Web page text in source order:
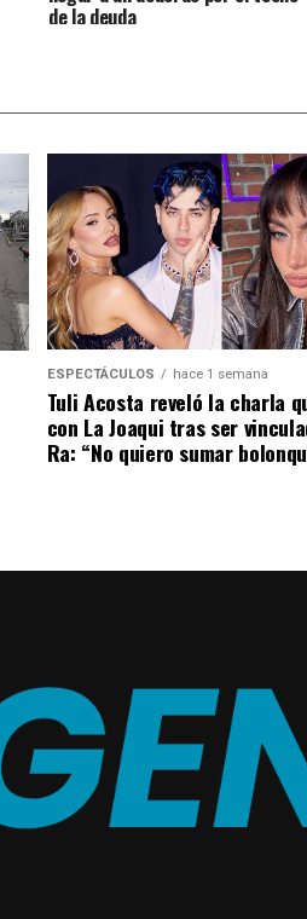
de la deuda
ESPECTÁCULOS hace 1 semana
Tuli Acosta reveló la charla
con La Joaqui tras ser
Ra: “No quiero sumar